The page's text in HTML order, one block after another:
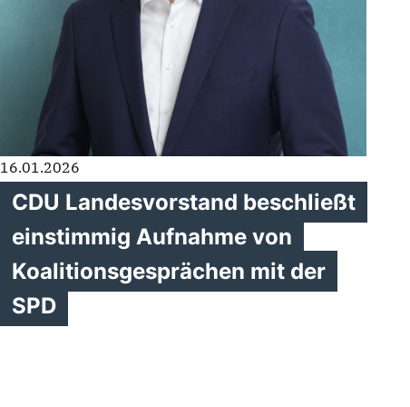
16.01.2026
CDU Landesvorstand beschließt
einstimmig Aufnahme von
Koalitionsgesprächen mit der
SPD